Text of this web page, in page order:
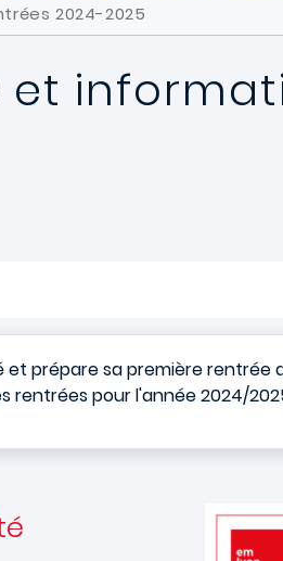
2024-2025
prépare sa première rentrée
rentrées pour l'année 2024/